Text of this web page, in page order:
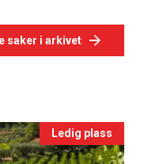
saker i arkivet
Ledig plass